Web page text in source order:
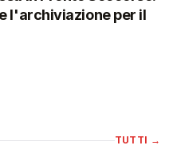
l'archiviazione per il
TUTTI →